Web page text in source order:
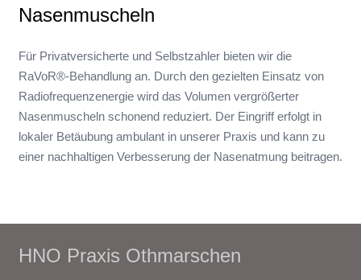
Nasenmuscheln
Für Privatversicherte und Selbstzahler bieten wir die
RaVoR®-Behandlung an. Durch den gezielten Einsatz von
Radiofrequenzenergie wird das Volumen vergrößerter
Nasenmuscheln schonend reduziert. Der Eingriff erfolgt in
lokaler Betäubung ambulant in unserer Praxis und kann zu
einer nachhaltigen Verbesserung der Nasenatmung beitragen.
HNO Praxis Othmarschen